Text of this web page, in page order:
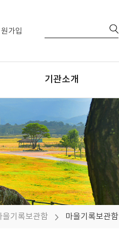
가입
기관소개
센터장님 인사말
비전
조직체계 및 업무
걸어온 길
찾아오시는 길
을기록보관함 마을기록보관함